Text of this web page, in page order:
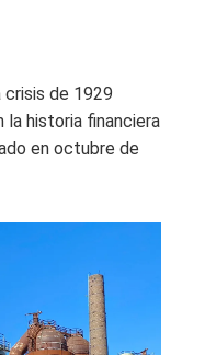
crisis de 1929
la historia financiera
en octubre de